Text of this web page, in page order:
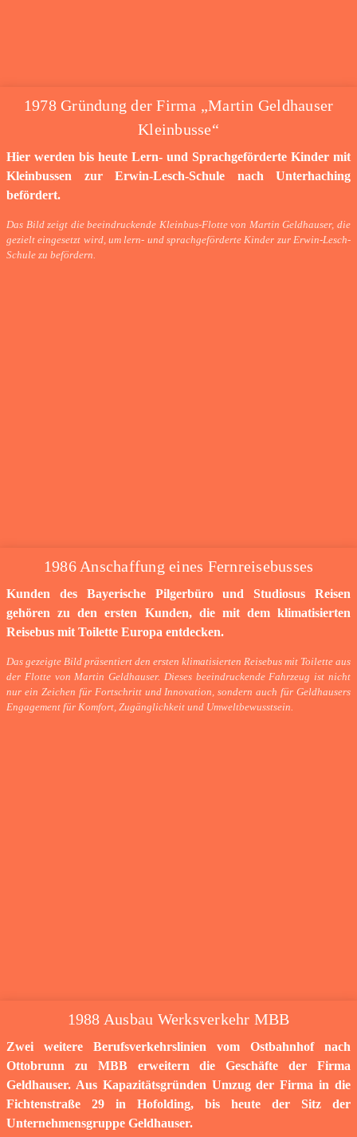
1978 Gründung der Firma „Martin Geldhauser
Kleinbusse“
Hier werden bis heute Lern- und Sprachgeförderte Kinder mit
Kleinbussen zur Erwin-Lesch-Schule nach Unterhaching
befördert.
Das Bild zeigt die beeindruckende Kleinbus-Flotte von Martin Geldhauser, die
gezielt eingesetzt wird, um lern- und sprachgeförderte Kinder zur Erwin-Lesch-
Schule zu befördern.
1986 Anschaffung eines Fernreisebusses
Kunden des Bayerische Pilgerbüro und Studiosus Reisen
gehören zu den ersten Kunden, die mit dem klimatisierten
Reisebus mit Toilette Europa entdecken.
Das gezeigte Bild präsentiert den ersten klimatisierten Reisebus mit Toilette aus
der Flotte von Martin Geldhauser. Dieses beeindruckende Fahrzeug ist nicht
nur ein Zeichen für Fortschritt und Innovation, sondern auch für Geldhausers
Engagement für Komfort, Zugänglichkeit und Umweltbewusstsein.
1988 Ausbau Werksverkehr MBB
Zwei weitere Berufsverkehrslinien vom Ostbahnhof nach
Ottobrunn zu MBB erweitern die Geschäfte der Firma
Geldhauser. Aus Kapazitätsgründen Umzug der Firma in die
Fichtenstraße 29 in Hofolding, bis heute der Sitz der
Unternehmensgruppe Geldhauser.